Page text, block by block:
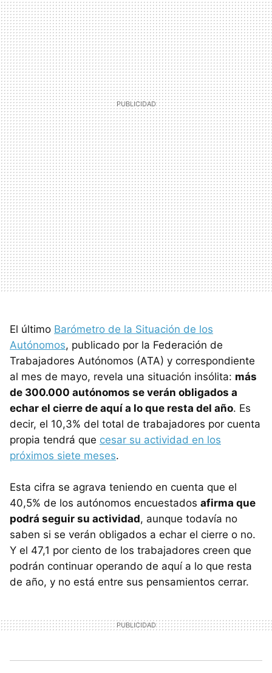
El último Barómetro de la Situación de los
Autónomos, publicado por la Federación de
Trabajadores Autónomos (ATA) y correspondiente
al mes de mayo, revela una situación insólita: más
de 300.000 autónomos se verán obligados a
echar el cierre de aquí a lo que resta del año. Es
decir, el 10,3% del total de trabajadores por cuenta
propia tendrá que cesar su actividad en los
próximos siete meses.
Esta cifra se agrava teniendo en cuenta que el
40,5% de los autónomos encuestados afirma que
podrá seguir su actividad, aunque todavía no
saben si se verán obligados a echar el cierre o no.
Y el 47,1 por ciento de los trabajadores creen que
podrán continuar operando de aquí a lo que resta
de año, y no está entre sus pensamientos cerrar.